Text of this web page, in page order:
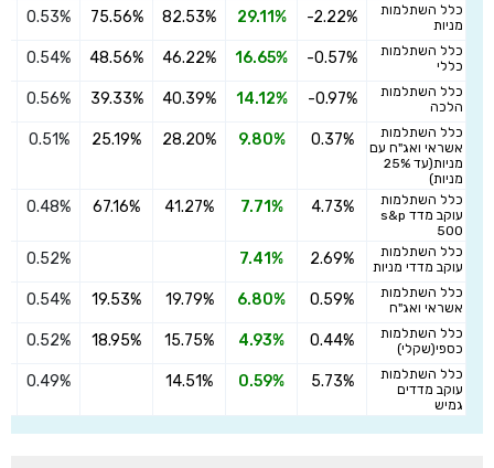
כלל השתלמות
מניות
-2.22%
29.11%
82.53%
75.56%
0.53%
כלל השתלמות
כללי
-0.57%
16.65%
46.22%
48.56%
0.54%
כלל השתלמות
הלכה
-0.97%
14.12%
40.39%
39.33%
0.56%
כלל השתלמות
אשראי ואג"ח עם
מניות(עד 25%
מניות)
0.37%
9.80%
28.20%
25.19%
0.51%
כלל השתלמות
עוקב מדד s&p
500
4.73%
7.71%
41.27%
67.16%
0.48%
כלל השתלמות
עוקב מדדי מניות
2.69%
7.41%
0.52%
כלל השתלמות
אשראי ואג"ח
0.59%
6.80%
19.79%
19.53%
0.54%
כלל השתלמות
כספי(שקלי)
0.44%
4.93%
15.75%
18.95%
0.52%
כלל השתלמות
עוקב מדדים
גמיש
5.73%
0.59%
14.51%
0.49%